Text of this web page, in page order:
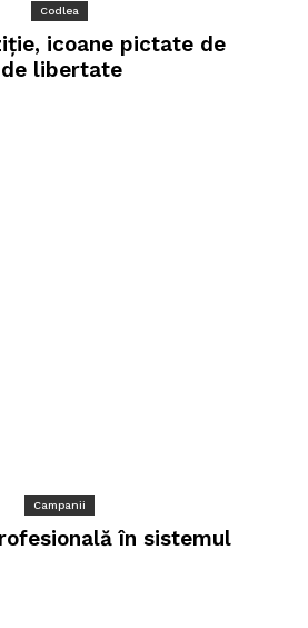
Codlea
icoane pictate de
libertate
Campanii
în sistemul